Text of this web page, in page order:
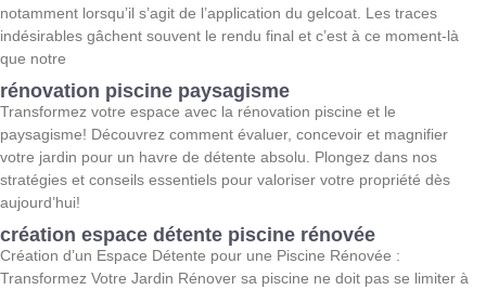
notamment lorsqu’il s’agit de l’application du gelcoat. Les traces
indésirables gâchent souvent le rendu final et c’est à ce moment-là
que notre
rénovation piscine paysagisme
Transformez votre espace avec la rénovation piscine et le
paysagisme! Découvrez comment évaluer, concevoir et magnifier
votre jardin pour un havre de détente absolu. Plongez dans nos
stratégies et conseils essentiels pour valoriser votre propriété dès
aujourd’hui!
création espace détente piscine rénovée
Création d’un Espace Détente pour une Piscine Rénovée :
Transformez Votre Jardin Rénover sa piscine ne doit pas se limiter à